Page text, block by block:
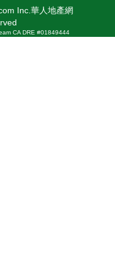
Inc.華人地產網
CA DRE #01849444